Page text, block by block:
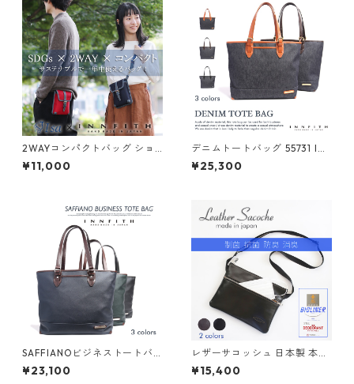
2WAYコンパクトバッグ ショ
ルダー ウエスト Isa INNFITH
本革 日本製
¥11,000
デニムトートバッグ 55731 INN
FITH
¥25,300
SAFFIANOビジネストートバ
ッグ 55730 INNFITH
¥23,100
レザーサコッシュ 日本製 本革
内装 バイオライナー 制菌・抗
菌・防臭・消臭
¥15,400